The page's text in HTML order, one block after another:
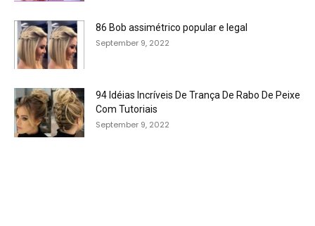
86 Bob assimétrico popular e legal
September 9, 2022
94 Idéias Incríveis De Trança De Rabo De Peixe
Com Tutoriais
September 9, 2022